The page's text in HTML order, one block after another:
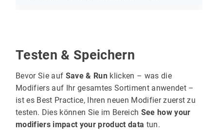
Testen & Speichern
Bevor Sie auf Save & Runklicken – was die
Modifiers auf Ihr gesamtes Sortiment anwendet –
ist es Best Practice, Ihren neuen Modifier zuerst zu
testen. Dies können Sie im Bereich See how your
modifiers impact your product data tun.